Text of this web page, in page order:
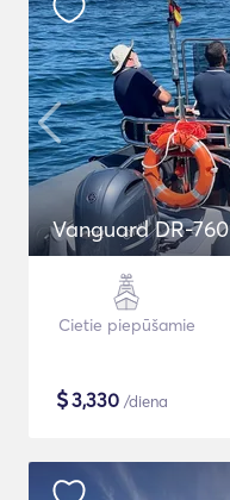
Vanguard DR-760
Cietie piepūšamie
$3,330 /diena